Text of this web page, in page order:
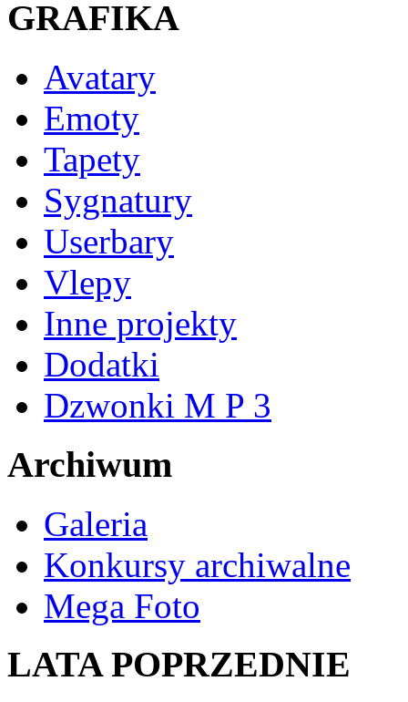
GRAFIKA
Avatary
Emoty
Tapety
Sygnatury
Userbary
Vlepy
Inne projekty
Dodatki
Dzwonki M P 3
Archiwum
Galeria
Konkursy archiwalne
Mega Foto
LATA POPRZEDNIE